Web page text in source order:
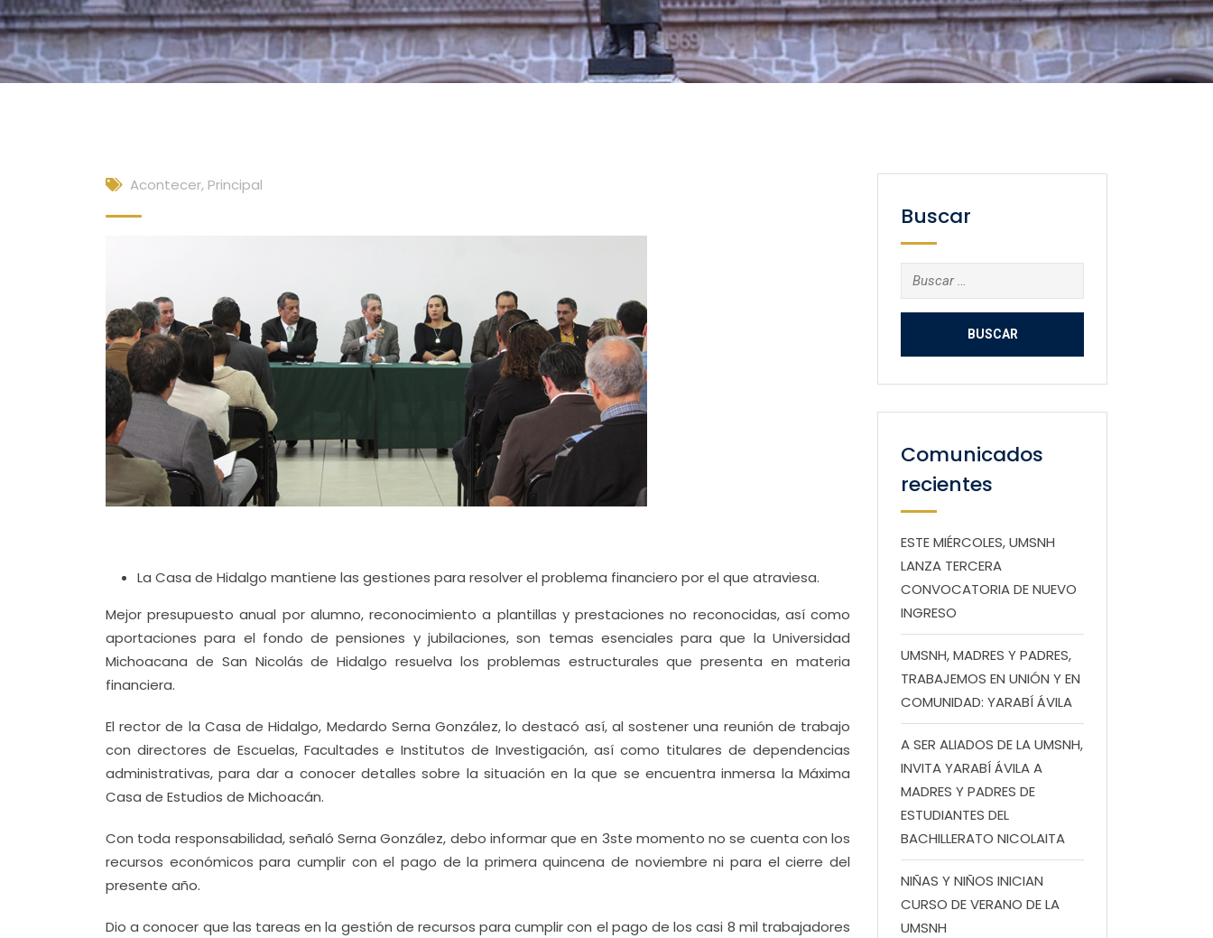
Acontecer, Principal
La Casa de Hidalgo mantiene las gestiones para resolver el problema financiero por el que atraviesa.
Mejor presupuesto anual por alumno, reconocimiento a plantillas y prestaciones no reconocidas, así como
aportaciones para el fondo de pensiones y jubilaciones, son temas esenciales para que la Universidad
Michoacana de San Nicolás de Hidalgo resuelva los problemas estructurales que presenta en materia
financiera.
El rector de la Casa de Hidalgo, Medardo Serna González, lo destacó así, al sostener una reunión de trabajo
con directores de Escuelas, Facultades e Institutos de Investigación, así como titulares de dependencias
administrativas, para dar a conocer detalles sobre la situación en la que se encuentra inmersa la Máxima
Casa de Estudios de Michoacán.
Con toda responsabilidad, señaló Serna González, debo informar que en 3ste momento no se cuenta con los
recursos económicos para cumplir con el pago de la primera quincena de noviembre ni para el cierre del
presente año.
Dio a conocer que las tareas en la gestión de recursos para cumplir con el pago de los casi 8 mil trabajadores
Buscar
Buscar:
Comunicados
recientes
ESTE MIÉRCOLES, UMSNH
LANZA TERCERA
CONVOCATORIA DE NUEVO
INGRESO
UMSNH, MADRES Y PADRES,
TRABAJEMOS EN UNIÓN Y EN
COMUNIDAD: YARABÍ ÁVILA
A SER ALIADOS DE LA UMSNH,
INVITA YARABÍ ÁVILA A
MADRES Y PADRES DE
ESTUDIANTES DEL
BACHILLERATO NICOLAITA
NIÑAS Y NIÑOS INICIAN
CURSO DE VERANO DE LA
UMSNH